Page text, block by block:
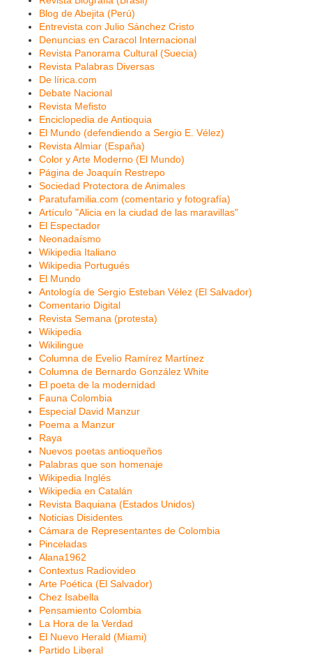
Blog de Abejita (Perú)
Entrevista con Julio Sánchez Cristo
Denuncias en Caracol Internacional
Revista Panorama Cultural (Suecia)
Revista Palabras Diversas
De lírica.com
Debate Nacional
Revista Mefisto
Enciclopedia de Antioquia
El Mundo (defendiendo a Sergio E. Vélez)
Revista Almiar (España)
Color y Arte Moderno (El Mundo)
Página de Joaquín Restrepo
Sociedad Protectora de Animales
Paratufamilia.com (comentario y fotografía)
Artículo "Alicia en la ciudad de las maravillas"
El Espectador
Neonadaísmo
Wikipedia Italiano
Wikipedia Portugués
El Mundo
Antología de Sergio Esteban Vélez (El Salvador)
Comentario Digital
Revista Semana (protesta)
Wikipedia
Wikilingue
Columna de Evelio Ramírez Martínez
Columna de Bernardo González White
El poeta de la modernidad
Fauna Colombia
Especial David Manzur
Poema a Manzur
Raya
Nuevos poetas antioqueños
Palabras que son homenaje
Wikipedia Inglés
Wikipedia en Catalán
Revista Baquiana (Estados Unidos)
Noticias Disidentes
Cámara de Representantes de Colombia
Pinceladas
Alana1962
Contextus Radiovideo
Arte Poética (El Salvador)
Chez Isabella
Pensamiento Colombia
La Hora de la Verdad
El Nuevo Herald (Miami)
Partido Liberal